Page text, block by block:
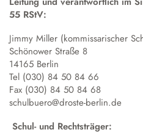
Schulgeschichte
Sprachbildung
Austausch und Fahrten
Wettbewerbe
Instrumentenausleihe
Alltag
Unterrichtszeiten
Krankmeldung
Schließfächer
Droste-Webmail
55 RStV:
Jimmy Miller (kommissarischer
Schönower Straße 8
14165 Berlin
Tel (030) 84 50 84 66
Fax (030) 84 50 84 68
schulbuero@droste-berlin.de
Schul- und Rechtsträger: